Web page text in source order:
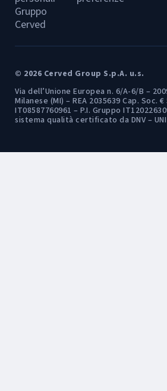
Gruppo
Cerved
© 2026 Cerved Group S.p.A. u.s.
Via dell’Unione Europea n. 6/A-6/B –
Milanese (MI) – REA 2035639 Cap. Soc. €
IT08587760961 – P.I. Gruppo
sistema qualità certificato da DNV – UNI